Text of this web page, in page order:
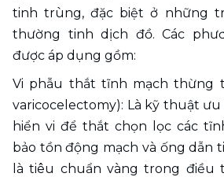
tinh trùng, đặc biệt ở những
thường tinh dịch đồ. Các
được áp dụng gồm:
Vi phẫu thắt tĩnh mạch thừng
varicocelectomy): Là kỹ thuật
hiển vi để thắt chọn lọc các
bảo tồn động mạch và ống dẫn
là tiêu chuẩn vàng trong điều